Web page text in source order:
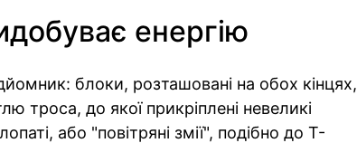
енергію
блоки, розташовані на обох кінцях,
троса, до якої прикріплені невеликі
або "повітряні змії", подібно до Т-